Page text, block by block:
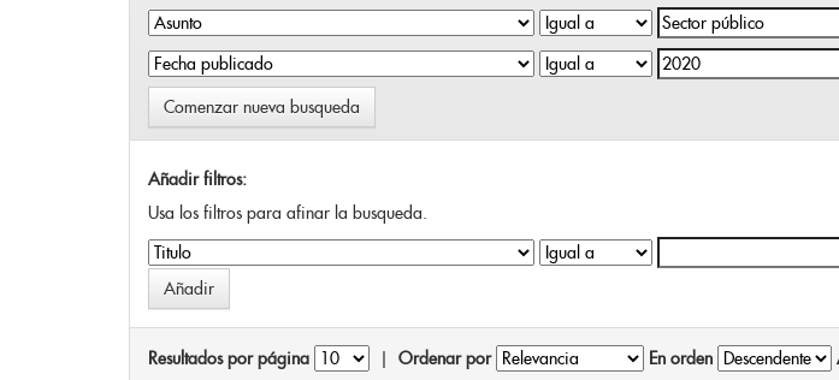
Comenzar nueva busqueda
Añadir filtros:
Usa los filtros para afinar la busqueda.
Resultados por página Ordenar por En orden